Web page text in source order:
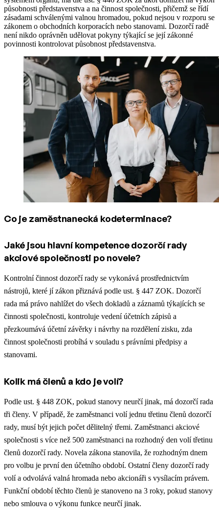
působnosti představenstva a na činnost společnosti, přičemž se řídí
zásadami schválenými valnou hromadou, pokud nejsou v rozporu se
zákonem o obchodních korporacích nebo stanovami. Dozorčí radě
není nikdo oprávněn udělovat pokyny týkající se její zákonné
povinnosti kontrolovat působnost představenstva.
Co je zaměstnanecká kodeterminace?
Jaké jsou hlavní kompetence dozorčí rady
akciové společnosti po novele?
Kontrolní činnost dozorčí rady se vykonává prostřednictvím
nástrojů, které jí zákon přiznává podle ust. § 447 ZOK. Dozorčí
rada má právo nahlížet do všech dokladů a záznamů týkajících se
činnosti společnosti, kontroluje vedení účetních zápisů a
přezkoumává účetní závěrky i návrhy na rozdělení zisku, zda
činnost společnosti probíhá v souladu s právními předpisy a
stanovami.
Kolik má členů a kdo je volí?
Podle ust. § 448 ZOK, pokud stanovy neurčí jinak, má dozorčí rada
tři členy. V případě, že zaměstnanci volí jednu třetinu členů dozorčí
rady, musí být jejich počet dělitelný třemi. Zaměstnanci akciové
společnosti s více než 500 zaměstnanci na rozhodný den volí třetinu
členů dozorčí rady. Novela zákona stanovila, že rozhodným dnem
pro volbu je první den účetního období. Ostatní členy dozorčí rady
volí a odvolává valná hromada nebo akcionáři s vysílacím právem.
Funkční období těchto členů je stanoveno na 3 roky, pokud stanovy
nebo smlouva o výkonu funkce neurčí jinak.